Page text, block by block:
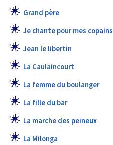
Grand père
Je chante pour mes copains
Jean le libertin
La Caulaincourt
La femme du boulanger
La fille du bar
La marche des peineux
La Milonga